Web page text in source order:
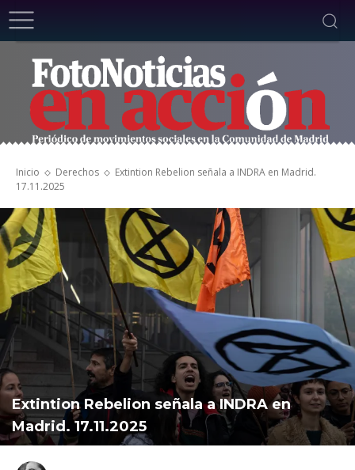
Inicio Derechos
Extintion Rebelion señala a INDRA en Madrid.
17.11.2025
Extintion Rebelion señala a INDRA en
Madrid. 17.11.2025